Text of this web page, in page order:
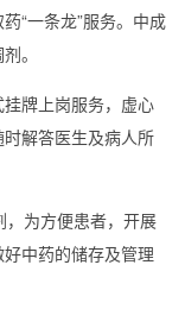
“一条龙”服务。中成
。
牌上岗服务，虚心
解答医生及病人所
为方便患者，开展
中药的储存及管理